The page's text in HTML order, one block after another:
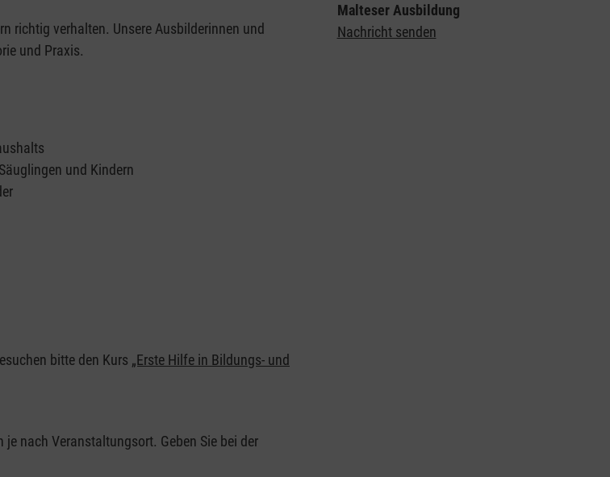
richtig verhalten. Unsere Ausbilderinnen und
und Praxis.
und Kindern
bitte den Kurs „Erste Hilfe in Bildungs- und
nach Veranstaltungsort. Geben Sie bei der
Malteser Ausbildung
Nachricht senden